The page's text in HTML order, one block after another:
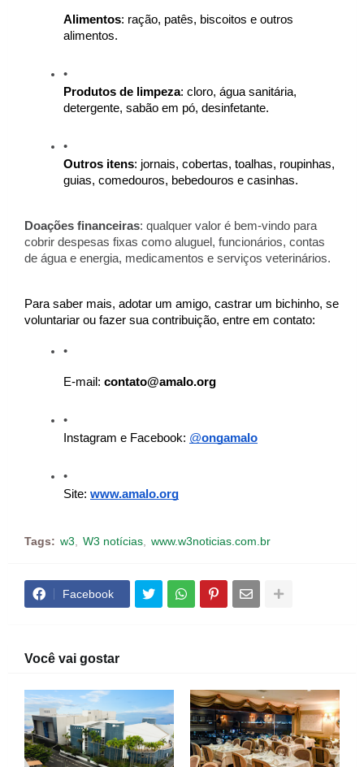
Alimentos: ração, patês, biscoitos e outros
alimentos.
Produtos de limpeza: cloro, água sanitária,
detergente, sabão em pó, desinfetante.
Outros itens: jornais, cobertas, toalhas, roupinhas,
guias, comedouros, bebedouros e casinhas.
Doações financeiras: qualquer valor é bem-vindo para
cobrir despesas fixas como aluguel, funcionários, contas
de água e energia, medicamentos e serviços veterinários.
Para saber mais, adotar um amigo, castrar um bichinho, se
voluntariar ou fazer sua contribuição, entre em contato:
E-mail: contato@amalo.org
Instagram e Facebook: @ongamalo
Site: www.amalo.org
Tags: w3 W3 notícias www.w3noticias.com.br
Facebook
Você vai gostar